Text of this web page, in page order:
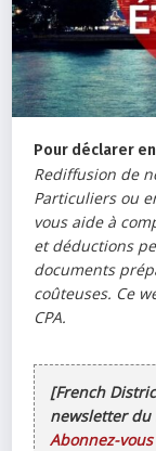
Pour déclarer
Rediffusion de
Particuliers ou
vous aide à
et déductions
documents
coûteuses. Ce
CPA.
[French
newsletter du
Abonnez-